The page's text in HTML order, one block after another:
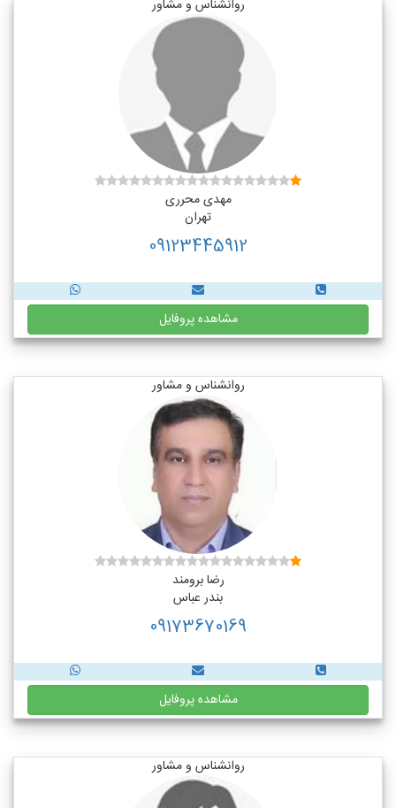
روانشناس و مشاور
مهدی محرری
تهران
09123445912
مشاهده پروفایل
روانشناس و مشاور
رضا برومند
بندر عباس
09173670169
مشاهده پروفایل
روانشناس و مشاور